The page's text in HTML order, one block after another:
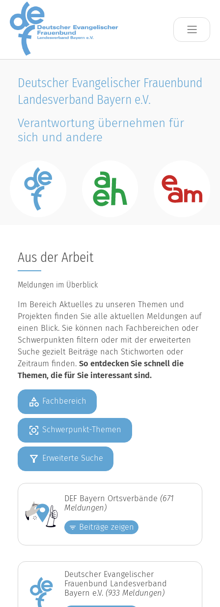
Skip to main content
Deutscher Evangelischer Frauenbund
Landesverband Bayern e.V.
Verantwortung übernehmen für
sich und andere
Aus der Arbeit
Meldungen im Überblick
Im Bereich Aktuelles zu unseren Themen und
Projekten finden Sie alle aktuellen Meldungen auf
einen Blick. Sie können nach Fachbereichen oder
Schwerpunkten filtern oder mit der erweiterten
Suche gezielt Beiträge nach Stichworten oder
Zeitraum finden. So entdecken Sie schnell die
Themen, die für Sie interessant sind.
Fachbereich
Schwerpunkt-Themen
Erweiterte Suche
DEF Bayern Ortsverbände (671
Meldungen)
Beiträge zeigen
Deutscher Evangelischer
Frauenbund Landesverband
Bayern e.V. (933 Meldungen)